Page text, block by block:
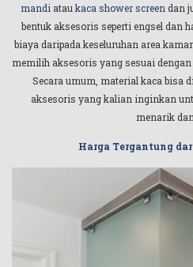
mandi atau kaca shower screen dan
bentuk aksesoris seperti engsel dan
biaya daripada keseluruhan area
memilih aksesoris yang sesuai
Secara umum, material kaca bisa
aksesoris yang kalian inginkan
menarik
Harga Tergantung